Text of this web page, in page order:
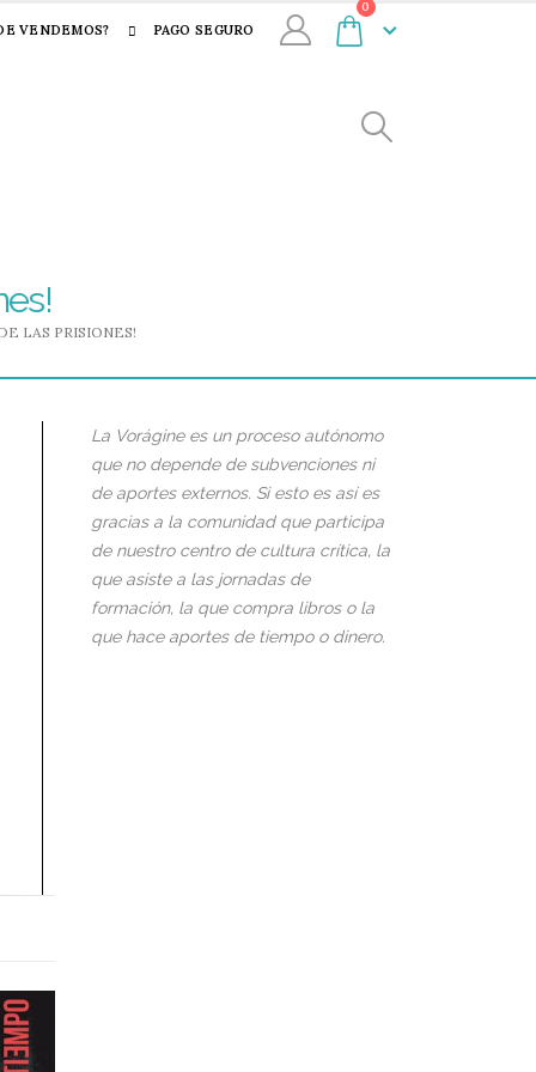
VENDEMOS? PAGO SEGURO
0
LAS PRISIONES!
La Vorágine es un proceso autónomo
que no depende de subvenciones ni
de aportes externos. Si esto es así es
gracias a la comunidad que participa
de nuestro centro de cultura crítica, la
que asiste a las jornadas de
formación, la que compra libros o la
que hace aportes de tiempo o dinero.